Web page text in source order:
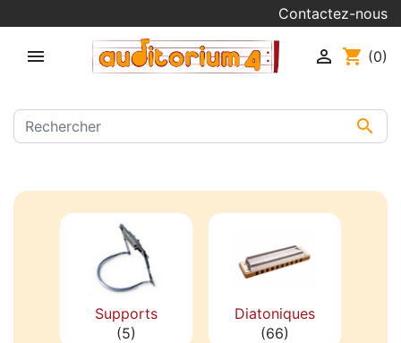
Contactez-nous


 shopping_cart (0)
Supports
(5)
Diatoniques
(66)